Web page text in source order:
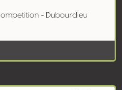
- Dubourdieu